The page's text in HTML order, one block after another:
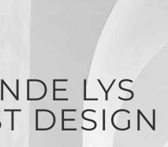
LYS
DESIGN